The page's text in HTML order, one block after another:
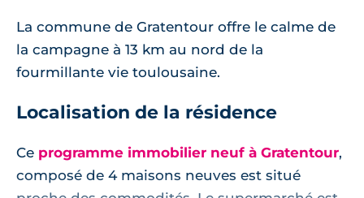
La commune de Gratentour offre le calme de
la campagne à 13 km au nord de la
fourmillante vie toulousaine.
Localisation de la résidence
Ce programme immobilier neuf à Gratentour,
composé de 4 maisons neuves est situé